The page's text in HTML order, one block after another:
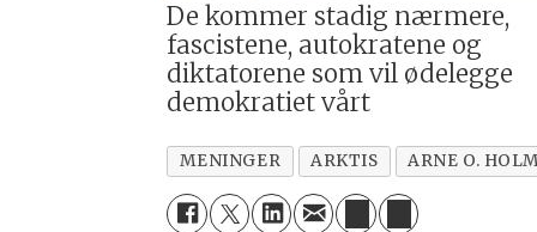
De kommer stadig nærmere,
fascistene, autokratene og
diktatorene som vil ødelegge
demokratiet vårt
MENINGER ARKTIS ARNE O.